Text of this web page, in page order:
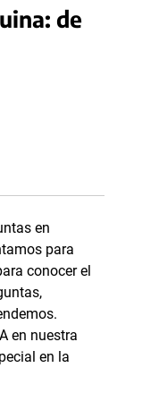
de
en
para
conocer el
en nuestra
en la